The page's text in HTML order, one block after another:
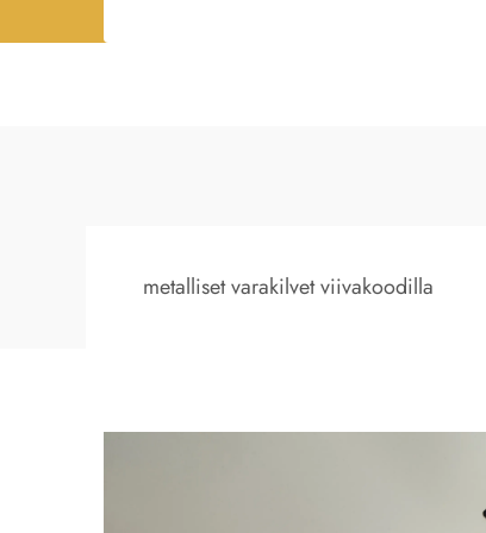
metalliset varakilvet viivakoodilla